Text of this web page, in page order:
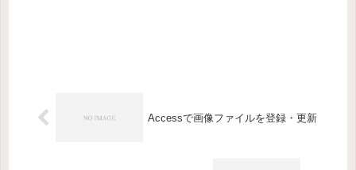
Accessで画像ファイルを登録・更新